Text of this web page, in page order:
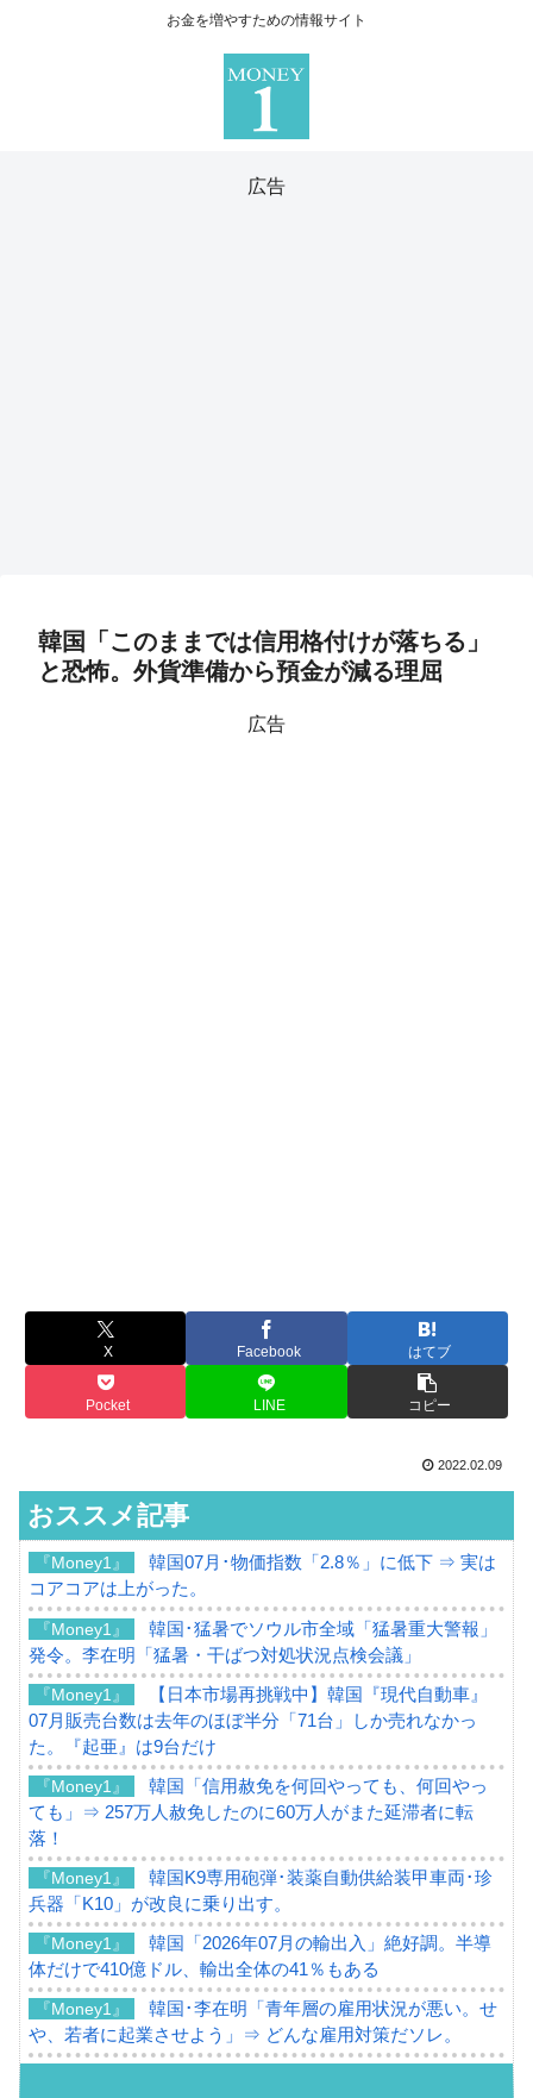
お金を増やすための情報サイト
広告
韓国「このままでは信用格付けが落ちる」
と恐怖。外貨準備から預金が減る理屈
広告
X Facebook はてブ
Pocket LINE コピー
2022.02.09
おススメ記事
『Money1』
韓国07月･物価指数「2.8％」に低下 ⇒ 実は
コアコアは上がった。
『Money1』
韓国･猛暑でソウル市全域「猛暑重大警報」
発令。李在明「猛暑・干ばつ対処状況点検会議」
『Money1』
【日本市場再挑戦中】韓国『現代自動車』
07月販売台数は去年のほぼ半分「71台」しか売れなかっ
た。『起亜』は9台だけ
『Money1』
韓国「信用赦免を何回やっても、何回やっ
ても」⇒ 257万人赦免したのに60万人がまた延滞者に転
落！
『Money1』
韓国K9専用砲弾･装薬自動供給装甲車両･珍
兵器「K10」が改良に乗り出す。
『Money1』
韓国「2026年07月の輸出入」絶好調。半導
体だけで410億ドル、輸出全体の41％もある
『Money1』
韓国･李在明「青年層の雇用状況が悪い。せ
や、若者に起業させよう」⇒ どんな雇用対策だソレ。